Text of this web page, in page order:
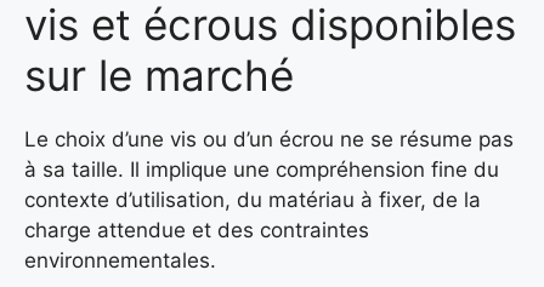
vis et écrous disponibles
sur le marché
Le choix d’une vis ou d’un écrou ne se résume pas
à sa taille. Il implique une compréhension fine du
contexte d’utilisation, du matériau à fixer, de la
charge attendue et des contraintes
environnementales.